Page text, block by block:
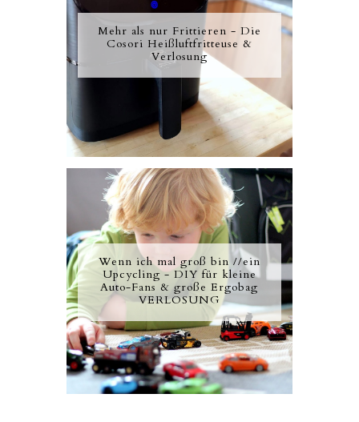
Mehr als nur Frittieren - Die
Cosori Heißluftfritteuse &
Verlosung
Wenn ich mal groß bin //ein
Upcycling - DIY für kleine
Auto-Fans & große Ergobag
VERLOSUNG